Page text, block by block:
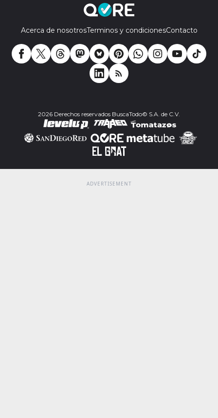
Acerca de nosotrosTerminos y condicionesContacto
2026 Derechos reservados BuscaTodo© S.A. de C.V.